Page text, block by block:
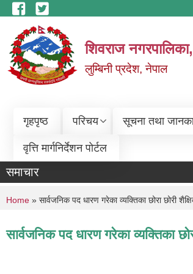
Skip to main content
शिवराज
लुम्बिनी प्रदेश, नेपाल
गृहपृष्ठ परिचय सूचना तथा
वृत्ति मार्गनिर्देशन पोर्टल
समाचार
You are here
Home » सार्वजनिक पद धारण गरेका व्यक्तिका छोरा छोरी
सार्वजनिक पद धारण गरेका व्यक्तिका